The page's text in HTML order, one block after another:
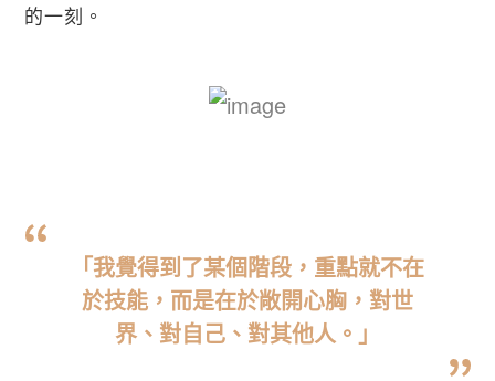
的一刻。
「我覺得到了某個階段，重點就不在
於技能，而是在於敞開心胸，對世
界、對自己、對其他人。」
關閉